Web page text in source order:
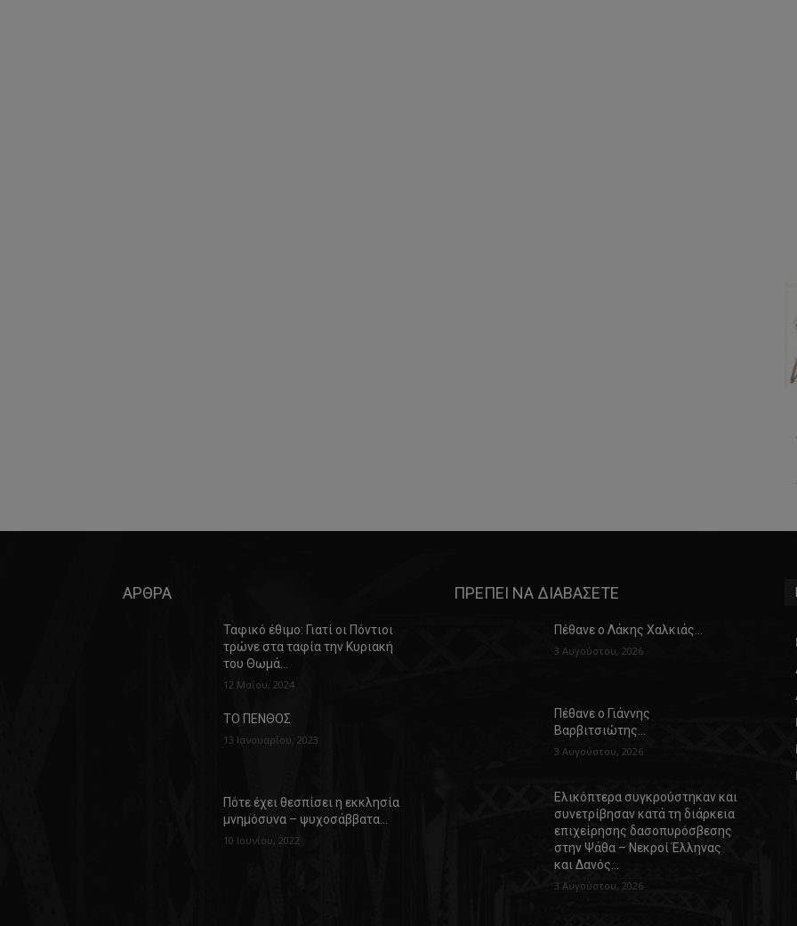
ΑΡΘΡΑ
Ταφικό έθιμο: Γιατί οι Πόντιοι
τρώνε στα ταφία την Κυριακή
του Θωμά…
12 Μαΐου, 2024
ΤΟ ΠΕΝΘΟΣ
13 Ιανουαρίου, 2023
Πότε έχει θεσπίσει η εκκλησία
μνημόσυνα – ψυχοσάββατα…
10 Ιουνίου, 2022
ΠΡΕΠΕΙ ΝΑ ΔΙΑΒΑΣΕΤΕ
Πέθανε ο Λάκης Χαλκιάς…
3 Αυγούστου, 2026
Πέθανε ο Γιάννης
Βαρβιτσιώτης…
3 Αυγούστου, 2026
Ελικόπτερα συγκρούστηκαν και
συνετρίβησαν κατά τη διάρκεια
επιχείρησης δασοπυρόσβεσης
στην Ψάθα – Νεκροί Έλληνας
και Δανός…
3 Αυγούστου, 2026